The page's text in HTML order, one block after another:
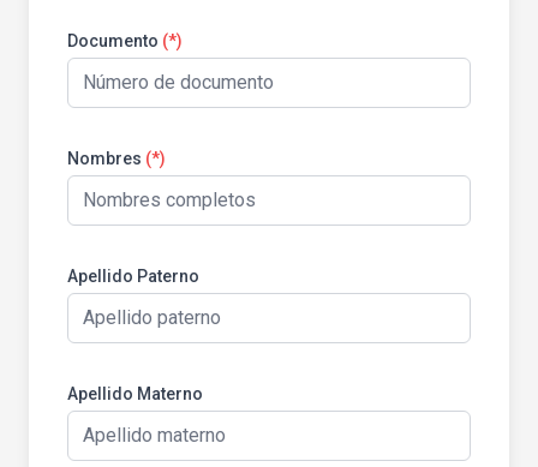
Documento (*)
Nombres (*)
Apellido Paterno
Apellido Materno